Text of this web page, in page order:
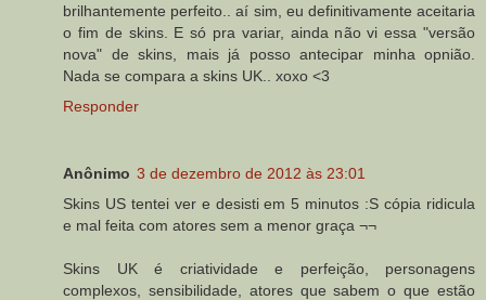
brilhantemente perfeito.. aí sim, eu definitivamente aceitaria
o fim de skins. E só pra variar, ainda não vi essa "versão
nova" de skins, mais já posso antecipar minha opnião.
Nada se compara a skins UK.. xoxo <3
Responder
Anônimo 3 de dezembro de 2012 às 23:01
Skins US tentei ver e desisti em 5 minutos :S cópia ridicula
e mal feita com atores sem a menor graça ¬¬
Skins UK é criatividade e perfeição, personagens
complexos, sensibilidade, atores que sabem o que estão